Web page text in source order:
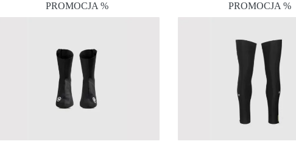
PROMOCJA % PROMOCJA %